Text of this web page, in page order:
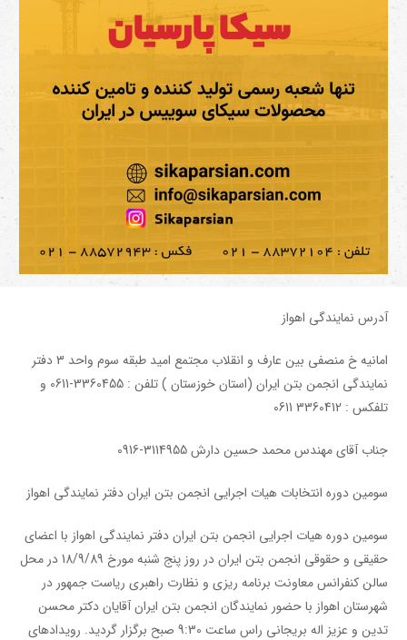
آدرس نمایندگی اهواز
امانیه خ منصفی بین عارف و انقلاب مجتمع امید طبقه سوم واحد 3 دفتر
نمایندگی انجمن بتن ایران (استان خوزستان ) تلفن : 3360455-0611 و
تلفکس : 3360412 0611
جناب آقای مهندس محمد حسین دارش 3114955-0916
سومین دوره انتخابات هیات اجرایی انجمن بتن ایران دفتر نمایندگی اهواز
سومین دوره هیات اجرایی انجمن بتن ایران دفتر نمایندگی اهواز با اعضای
حقیقی و حقوقی انجمن بتن ایران در روز پنج شنبه مورخ 18/9/89 در محل
سالن کنفرانس معاونت برنامه ریزی و نظارت راهبری ریاست جمهور در
شهرستان اهواز با حضور نمایندگان انجمن بتن ایران آقایان دکتر محسن
تدین و عزیز اله بریجانی راس ساعت 9:30 صبح برگزار گردید. رویدادهای